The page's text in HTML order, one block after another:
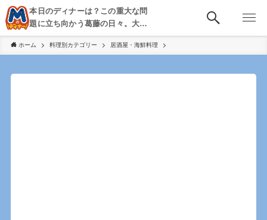
本日のディナーは？この重大な問
題に立ち向かう葛藤の日々。大
阪・京都・神戸を中心とした食べ
歩き、飲み歩きを綴る。
ホーム 料理別カテゴリー 居酒屋・海鮮料理